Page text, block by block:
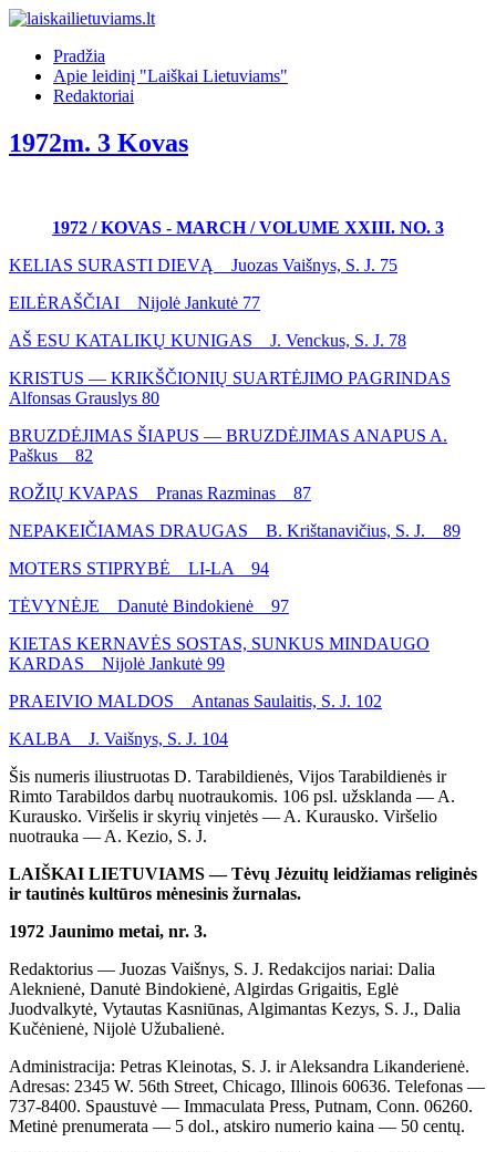
Pradžia
Apie leidinį "Laiškai Lietuviams"
Redaktoriai
1972m. 3 Kovas
1972 / KOVAS - MARCH / VOLUME XXIII. NO. 3
KELIAS SURASTI DIEVĄ Juozas Vaišnys, S. J. 75
EILĖRAŠČIAI Nijolė Jankutė 77
AŠ ESU KATALIKŲ KUNIGAS J. Venckus, S. J. 78
KRISTUS — KRIKŠČIONIŲ SUARTĖJIMO PAGRINDAS
Alfonsas Grauslys 80
BRUZDĖJIMAS ŠIAPUS — BRUZDĖJIMAS ANAPUS A.
Paškus 82
ROŽIŲ KVAPAS Pranas Razminas 87
NEPAKEIČIAMAS DRAUGAS B. Krištanavičius, S. J. 89
MOTERS STIPRYBĖ LI-LA 94
TĖVYNĖJE Danutė Bindokienė 97
KIETAS KERNAVĖS SOSTAS, SUNKUS MINDAUGO
KARDAS Nijolė Jankutė 99
PRAEIVIO MALDOS Antanas Saulaitis, S. J. 102
KALBA J. Vaišnys, S. J. 104
Šis numeris iliustruotas D. Tarabildienės, Vijos Tarabildienės ir
Rimto Tarabildos darbų nuotraukomis. 106 psl. užsklanda — A.
Kurausko. Viršelis ir skyrių vinjetės — A. Kurausko. Viršelio
nuotrauka — A. Kezio, S. J.
LAIŠKAI LIETUVIAMS — Tėvų Jėzuitų leidžiamas religinės
ir tautinės kultūros mėnesinis žurnalas.
1972 Jaunimo metai, nr. 3.
Redaktorius — Juozas Vaišnys, S. J. Redakcijos nariai: Dalia
Aleknienė, Danutė Bindokienė, Algirdas Grigaitis, Eglė
Juodvalkytė, Vytautas Kasniūnas, Algimantas Kezys, S. J., Dalia
Kučėnienė, Nijolė Užubalienė.
Administracija: Petras Kleinotas, S. J. ir Aleksandra Likanderienė.
Adresas: 2345 W. 56th Street, Chicago, Illinois 60636. Telefonas —
737-8400. Spaustuvė — Immaculata Press, Putnam, Conn. 06260.
Metinė prenumerata — 5 dol., atskiro numerio kaina — 50 centų.